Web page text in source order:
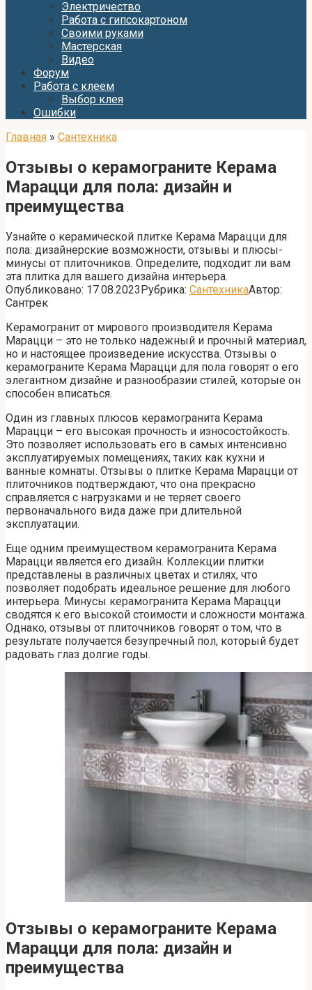
Электричество
Работа с гипсокартоном
Своими руками
Мастерская
Видео
Форум
Работа с клеем
Выбор клея
Ошибки
Главная » Сантехника
Отзывы о керамограните Керама
Марацци для пола: дизайн и
преимущества
Узнайте о керамической плитке Керама Марацци для
пола: дизайнерские возможности, отзывы и плюсы-
минусы от плиточников. Определите, подходит ли вам
эта плитка для вашего дизайна интерьера.
Опубликовано: 17.08.2023Рубрика: СантехникаАвтор:
Сантрек
Керамогранит от мирового производителя Керама
Марацци – это не только надежный и прочный материал,
но и настоящее произведение искусства. Отзывы о
керамограните Керама Марацци для пола говорят о его
элегантном дизайне и разнообразии стилей, которые он
способен вписаться.
Один из главных плюсов керамогранита Керама
Марацци – его высокая прочность и износостойкость.
Это позволяет использовать его в самых интенсивно
эксплуатируемых помещениях, таких как кухни и
ванные комнаты. Отзывы о плитке Керама Марацци от
плиточников подтверждают, что она прекрасно
справляется с нагрузками и не теряет своего
первоначального вида даже при длительной
эксплуатации.
Еще одним преимуществом керамогранита Керама
Марацци является его дизайн. Коллекции плитки
представлены в различных цветах и стилях, что
позволяет подобрать идеальное решение для любого
интерьера. Минусы керамогранита Керама Марацци
сводятся к его высокой стоимости и сложности монтажа.
Однако, отзывы от плиточников говорят о том, что в
результате получается безупречный пол, который будет
радовать глаз долгие годы.
Отзывы о керамограните Керама
Марацци для пола: дизайн и
преимущества